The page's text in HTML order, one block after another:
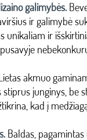
galimybės.
ir galimybė
unikaliam ir
akmuo
stiprus junginys, be
kad į
Baldas,